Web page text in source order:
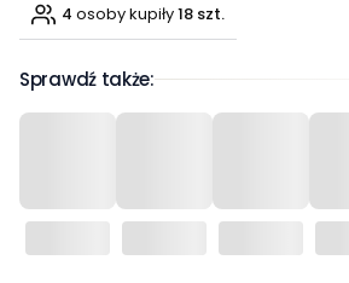
4 osoby kupiły18 szt.
Sprawdź także: